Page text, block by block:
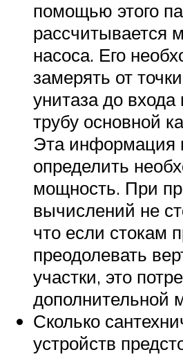
помощью этого
рассчитывается
насоса. Его
замерять от
унитаза до
трубу основной
Эта информация
определить
мощность. При
вычислений не
что если стокам
преодолевать
участки, это
дополнительной
Сколько
устройств